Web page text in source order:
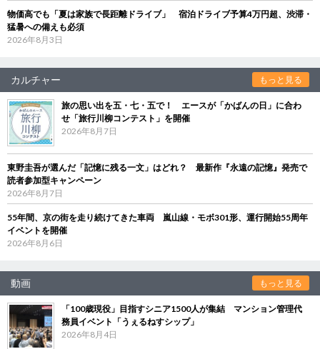
物価高でも「夏は家族で長距離ドライブ」 宿泊ドライブ予算4万円超、渋滞・
猛暑への備えも必須
2026年8月3日
カルチャー もっと見る
旅の思い出を五・七・五で！ エースが「かばんの日」に合わ
せ「旅行川柳コンテスト」を開催
2026年8月7日
東野圭吾が選んだ「記憶に残る一文」はどれ？ 最新作『永遠の記憶』発売で
読者参加型キャンペーン
2026年8月7日
55年間、京の街を走り続けてきた車両 嵐山線・モボ301形、運行開始55周年
イベントを開催
2026年8月6日
動画 もっと見る
「100歳現役」目指すシニア1500人が集結 マンション管理代
務員イベント「うぇるねすシップ」
2026年8月4日